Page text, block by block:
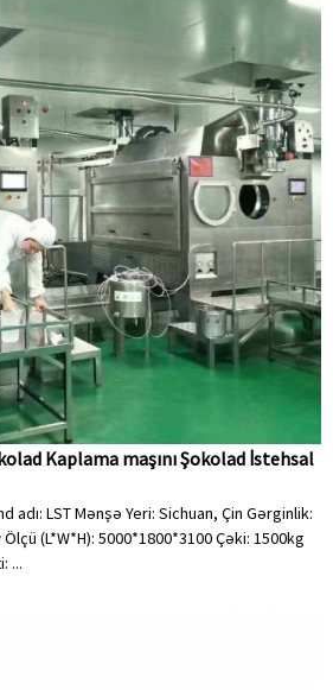
Kaplama maşını Şokolad İstehsal
adı: LST Mənşə Yeri: Sichuan, Çin Gərginlik:
(L*W*H): 5000*1800*3100 Çəki: 1500kg
...